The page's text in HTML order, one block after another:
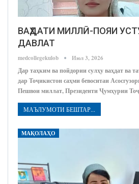
ВАҲДАТИ МИЛЛӢ-ПОЯИ
ДАВЛАТ
medcollegekulob Июл 3, 2026
Дар таҳким ва пойдории сулҳу ваҳдат ва
дар Тоҷикистон саҳми бевоситаи
Пешвои миллат, Президенти Ҷумҳурии
МАЪЛУМОТИ БЕШТАР...
МАҚОЛАҲО